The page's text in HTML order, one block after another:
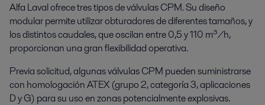
Alfa Laval ofrece tres tipos de válvulas CPM. Su diseño
modular permite utilizar obturadores de diferentes tamaños, y
los distintos caudales, que oscilan entre 0,5 y 110 m³/h,
proporcionan una gran flexibilidad operativa.
Previa solicitud, algunas válvulas CPM pueden suministrarse
con homologación ATEX (grupo 2, categoría 3, aplicaciones
D y G) para su uso en zonas potencialmente explosivas.